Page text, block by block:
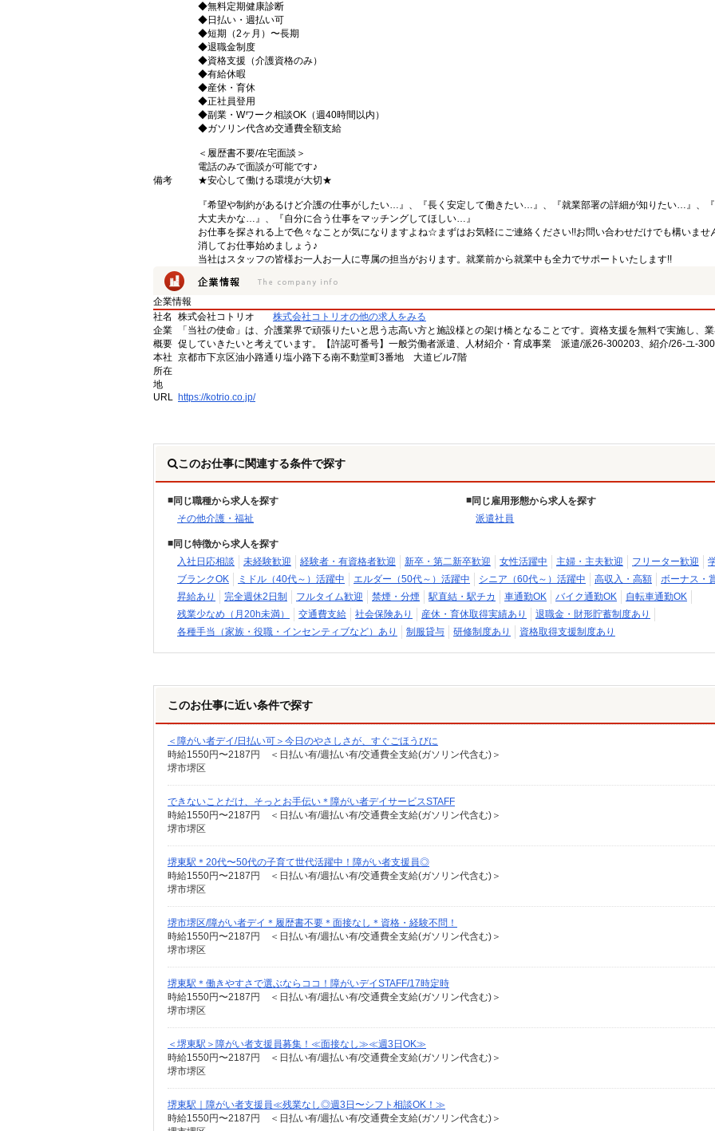
◆無料定期健康診断
◆日払い・週払い可
◆短期（2ヶ月）〜長期
◆退職金制度
◆資格支援（介護資格のみ）
◆有給休暇
◆産休・育休
◆正社員登用
◆副業・Wワーク相談OK（週40時間以内）
◆ガソリン代含め交通費全額支給
＜履歴書不要/在宅面談＞
電話のみで面談が可能です♪
備考
★安心して働ける環境が大切★
『希望や制約があるけど介護の仕事がしたい…』、『長く安定して働きたい…』、『就業部署の詳細が知りたい…』、
大丈夫かな…』、『自分に合う仕事をマッチングしてほしい…』
お仕事を探される上で色々なことが気になりますよね☆まずはお気軽にご連絡ください!!お問い合わせだけでも構いませ
消してお仕事始めましょう♪
当社はスタッフの皆様お一人お一人に専属の担当がおります。就業前から就業中も全力でサポートいたします!!
企業情報
社名
株式会社コトリオ
株式会社コトリオの他の求人をみる
企業
概要
「当社の使命」は、介護業界で頑張りたいと思う志高い方と施設様との架け橋となることです。資格支援を無料で実施し、
促していきたいと考えています。【許認可番号】一般労働者派遣、人材紹介・育成事業 派遣/派26-300203、紹介/26-ユ-
本社
所在
地
京都市下京区油小路通り塩小路下る南不動堂町3番地 大道ビル7階
URL https://kotrio.co.jp/
このお仕事に関連する条件で探す
同じ職種から求人を探す
その他介護・福祉
同じ雇用形態から求人を探す
派遣社員
同じ特徴から求人を探す
入社日応相談
未経験歓迎 経験者・有資格者歓迎 新卒・第二新卒歓迎 女性活躍中 主婦・主夫歓迎 フリーター歓迎
ブランクOK
ミドル（40代～）活躍中 エルダー（50代～）活躍中 シニア（60代～）活躍中 高収入・高額
ボーナス・
昇給あり
完全週休2日制 フルタイム歓迎 禁煙・分煙 駅直結・駅チカ 車通勤OK バイク通勤OK
自転車通勤OK
残業少なめ（月20h未満）
交通費支給 社会保険あり 産休・育休取得実績あり
退職金・財形貯蓄制度あり
各種手当（家族・役職・インセンティブなど）あり
制服貸与 研修制度あり 資格取得支援制度あり
このお仕事に近い条件で探す
＜障がい者デイ/日払い可＞今日のやさしさが、すぐごほうびに
時給1550円〜2187円 ＜日払い有/週払い有/交通費全支給(ガソリン代含む)＞
堺市堺区
できないことだけ、そっとお手伝い＊障がい者デイサービスSTAFF
時給1550円〜2187円 ＜日払い有/週払い有/交通費全支給(ガソリン代含む)＞
堺市堺区
堺東駅＊20代〜50代の子育て世代活躍中！障がい者支援員◎
時給1550円〜2187円 ＜日払い有/週払い有/交通費全支給(ガソリン代含む)＞
堺市堺区
堺市堺区/障がい者デイ＊履歴書不要＊面接なし＊資格・経験不問！
時給1550円〜2187円 ＜日払い有/週払い有/交通費全支給(ガソリン代含む)＞
堺市堺区
堺東駅＊働きやすさで選ぶならココ！障がいデイSTAFF/17時定時
時給1550円〜2187円 ＜日払い有/週払い有/交通費全支給(ガソリン代含む)＞
堺市堺区
＜堺東駅＞障がい者支援員募集！≪面接なし≫≪週3日OK≫
時給1550円〜2187円 ＜日払い有/週払い有/交通費全支給(ガソリン代含む)＞
堺市堺区
堺東駅｜障がい者支援員≪残業なし◎週3日〜シフト相談OK！≫
時給1550円〜2187円 ＜日払い有/週払い有/交通費全支給(ガソリン代含む)＞